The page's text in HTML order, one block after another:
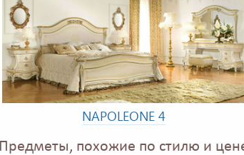
NAPOLEONE 4
Предметы, похожие по стилю и